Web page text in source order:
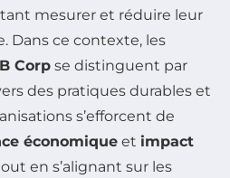
mesurer et réduire leur
Dans ce contexte, les
B Corp se distinguent par
des pratiques durables et
s’efforcent de
économique et impact
en s’alignant sur les